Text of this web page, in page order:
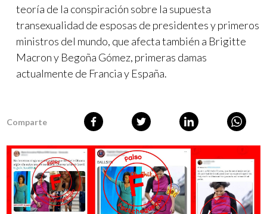
teoría de la conspiración sobre la supuesta
transexualidad de esposas de presidentes y primeros
ministros del mundo, que afecta también a Brigitte
Macron y Begoña Gómez, primeras damas
actualmente de Francia y España.
Comparte